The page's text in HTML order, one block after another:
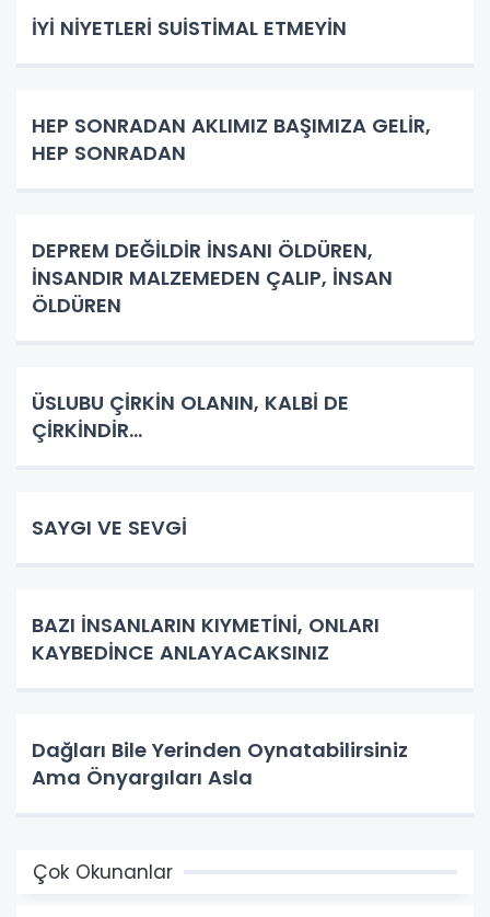
İYİ NİYETLERİ SUİSTİMAL ETMEYİN
HEP SONRADAN AKLIMIZ BAŞIMIZA GELİR,
HEP SONRADAN
DEPREM DEĞİLDİR İNSANI ÖLDÜREN,
İNSANDIR MALZEMEDEN ÇALIP, İNSAN
ÖLDÜREN
ÜSLUBU ÇİRKİN OLANIN, KALBİ DE
ÇİRKİNDİR…
SAYGI VE SEVGİ
BAZI İNSANLARIN KIYMETİNİ, ONLARI
KAYBEDİNCE ANLAYACAKSINIZ
Dağları Bile Yerinden Oynatabilirsiniz
Ama Önyargıları Asla
Çok Okunanlar